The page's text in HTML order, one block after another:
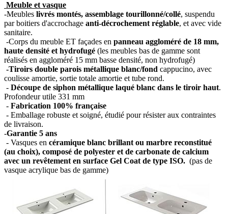
Meuble et vasque
-Meubles livrés montés, assemblage tourillonné/collé, suspendu
par boitiers d'accrochage anti-décrochement réglable, et avec vide
sanitaire.
-Corps du meuble ET façades en panneau aggloméré de 18 mm,
haute densité et hydrofugé (les meubles bas de gamme sont
réalisés en aggloméré 15 mm basse densité, non hydrofugé)
-Tiroirs double parois métallique blanc/fond cappucino, avec
coulisse amortie, sortie totale amortie et tube rond.
- Découpe de siphon métallique laqué blanc dans le tiroir haut.
Profondeur utile 331 mm
- Fabrication 100% française
- Emballage robuste et soigné, étudié pour résister aux contraintes
de livraison.
-Garantie 5 ans
- Vasques en céramique blanc brillant ou marbre reconstitué
(au choix), composé de polyester et de carbonate de calcium
avec un revêtement en surface Gel Coat de type ISO. (pas de
vasque acrylique bas de gamme)